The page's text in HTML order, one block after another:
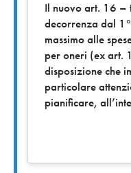
Il nuovo art. 16 –
decorrenza dal
massimo alle
per oneri (ex art.
disposizione che
particolare
pianificare,